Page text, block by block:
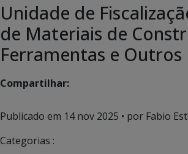
Unidade de
de Materiais de
Ferramentas e Outros
Compartilhar:
Publicado em 14 nov 2025 • por Fabio
Categorias :